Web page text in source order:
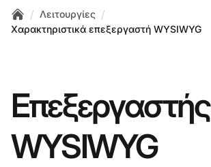
Home
/ Λειτουργίες /
Χαρακτηριστικά επεξεργαστή WYSIWYG
Επεξεργαστής
WYSIWYG